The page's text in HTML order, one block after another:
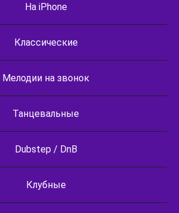
На iPhone
Классические
Мелодии на звонок
Танцевальные
Dubstep / DnB
Клубные